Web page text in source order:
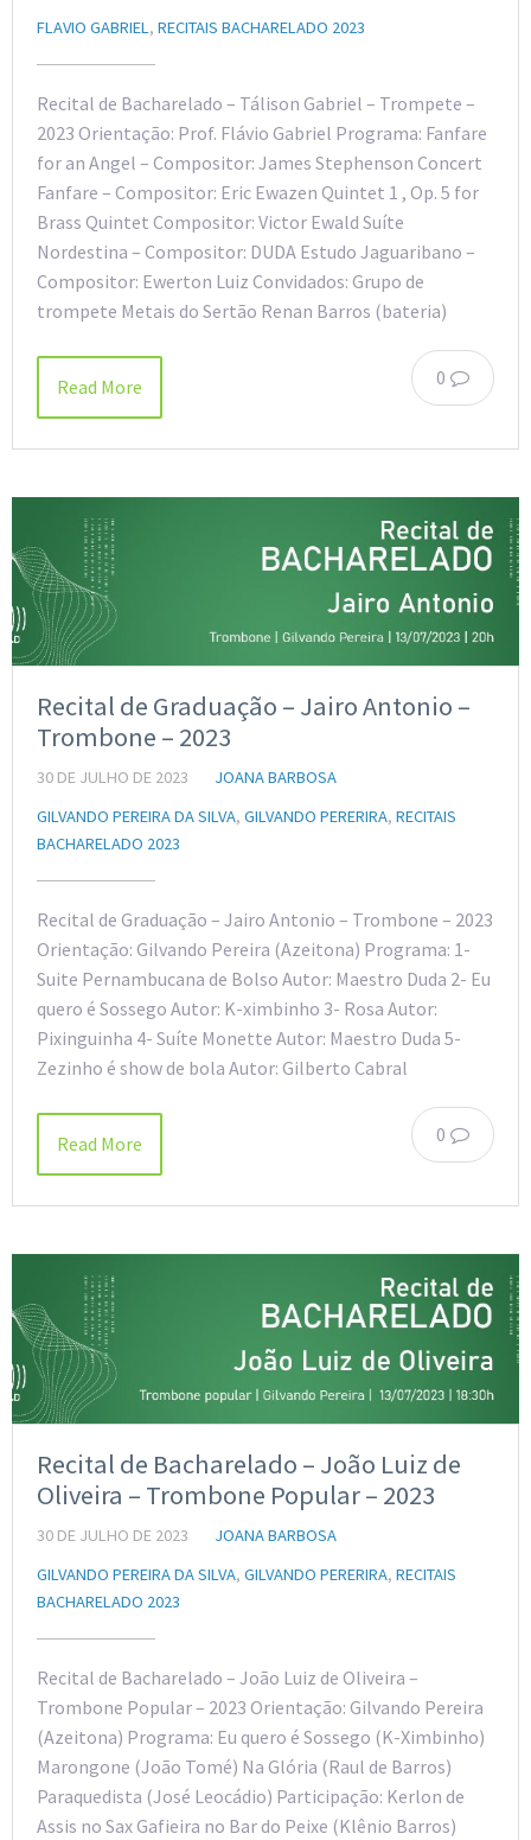
FLAVIO GABRIEL , RECITAIS BACHARELADO 2023
Recital de Bacharelado – Tálison Gabriel – Trompete –
2023 Orientação: Prof. Flávio Gabriel Programa: Fanfare
for an Angel – Compositor: James Stephenson Concert
Fanfare – Compositor: Eric Ewazen Quintet 1 , Op. 5 for
Brass Quintet Compositor: Victor Ewald Suíte
Nordestina – Compositor: DUDA Estudo Jaguaribano –
Compositor: Ewerton Luiz Convidados: Grupo de
trompete Metais do Sertão Renan Barros (bateria)
0
Read More
Recital de Graduação – Jairo Antonio –
Trombone – 2023
30 DE JULHO DE 2023
JOANA BARBOSA
GILVANDO PEREIRA DA SILVA, GILVANDO PERERIRA, RECITAIS
BACHARELADO 2023
Recital de Graduação – Jairo Antonio – Trombone – 2023
Orientação: Gilvando Pereira (Azeitona) Programa: 1-
Suite Pernambucana de Bolso Autor: Maestro Duda 2- Eu
quero é Sossego Autor: K-ximbinho 3- Rosa Autor:
Pixinguinha 4- Suíte Monette Autor: Maestro Duda 5-
Zezinho é show de bola Autor: Gilberto Cabral
0
Read More
Recital de Bacharelado – João Luiz de
Oliveira – Trombone Popular – 2023
30 DE JULHO DE 2023
JOANA BARBOSA
GILVANDO PEREIRA DA SILVA, GILVANDO PERERIRA, RECITAIS
BACHARELADO 2023
Recital de Bacharelado – João Luiz de Oliveira –
Trombone Popular – 2023 Orientação: Gilvando Pereira
(Azeitona) Programa: Eu quero é Sossego (K-Ximbinho)
Marongone (João Tomé) Na Glória (Raul de Barros)
Paraquedista (José Leocádio) Participação: Kerlon de
Assis no Sax Gafieira no Bar do Peixe (Klênio Barros)